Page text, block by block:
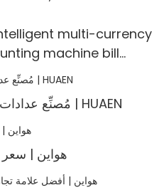
multi-currency
machine bill
counting
مُصنِّع عدادات القيمة المختلطة المُخصَّصة | HUAEN
هواين |